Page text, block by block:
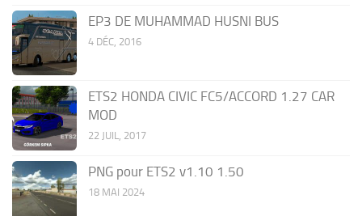
EP3 DE MUHAMMAD HUSNI BUS
4 DÉC, 2016
ETS2 HONDA CIVIC FC5/ACCORD 1.27 CAR
MOD
22 JUIL, 2017
PNG pour ETS2 v1.10 1.50
18 MAI 2024